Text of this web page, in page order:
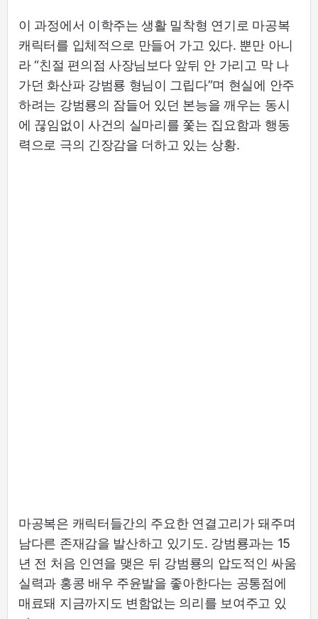
이 과정에서 이학주는 생활 밀착형 연기로 마공복
캐릭터를 입체적으로 만들어 가고 있다. 뿐만 아니
라 “친절 편의점 사장님보다 앞뒤 안 가리고 막 나
가던 화산파 강범룡 형님이 그립다”며 현실에 안주
하려는 강범룡의 잠들어 있던 본능을 깨우는 동시
에 끊임없이 사건의 실마리를 쫓는 집요함과 행동
력으로 극의 긴장감을 더하고 있는 상황.
마공복은 캐릭터들간의 주요한 연결고리가 돼주며
남다른 존재감을 발산하고 있기도. 강범룡과는 15
년 전 처음 인연을 맺은 뒤 강범룡의 압도적인 싸움
실력과 홍콩 배우 주윤발을 좋아한다는 공통점에
매료돼 지금까지도 변함없는 의리를 보여주고 있